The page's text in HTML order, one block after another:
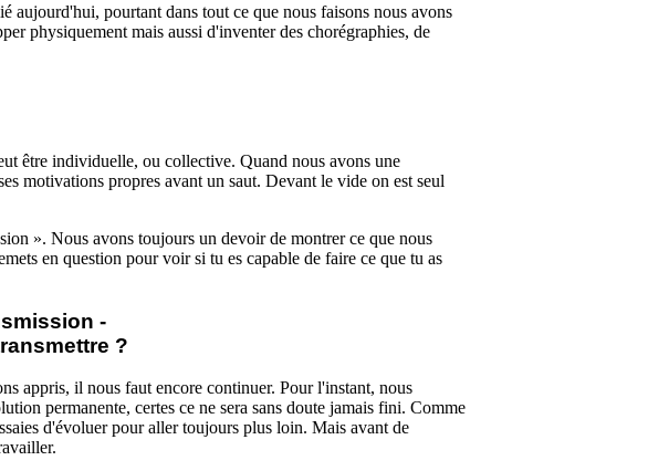
aujourd'hui, pourtant dans tout ce que nous faisons nous avons
physiquement mais aussi d'inventer des chorégraphies, de
être individuelle, ou collective. Quand nous avons une
motivations propres avant un saut. Devant le vide on est seul
». Nous avons toujours un devoir de montrer ce que nous
en question pour voir si tu es capable de faire ce que tu as
-
?
appris, il nous faut encore continuer. Pour l'instant, nous
permanente, certes ce ne sera sans doute jamais fini. Comme
d'évoluer pour aller toujours plus loin. Mais avant de